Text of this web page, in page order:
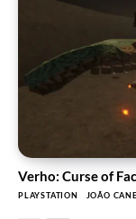
Verho: Curse of
PLAYSTATION JOÃO